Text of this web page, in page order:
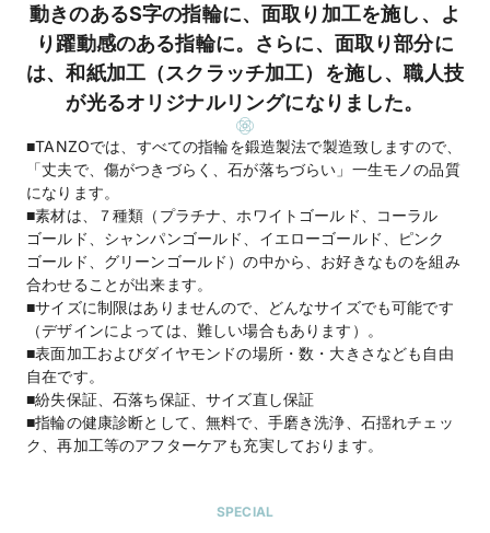
動きのあるS字の指輪に、面取り加工を施し、よ
り躍動感のある指輪に。さらに、面取り部分に
は、和紙加工（スクラッチ加工）を施し、職人技
が光るオリジナルリングになりました。
■TANZOでは、すべての指輪を鍛造製法で製造致しますので、
「丈夫で、傷がつきづらく、石が落ちづらい」一生モノの品質
になります。
■素材は、７種類（プラチナ、ホワイトゴールド、コーラル
ゴールド、シャンパンゴールド、イエローゴールド、ピンク
ゴールド、グリーンゴールド）の中から、お好きなものを組み
合わせることが出来ます。
■サイズに制限はありませんので、どんなサイズでも可能です
（デザインによっては、難しい場合もあります）。
■表面加工およびダイヤモンドの場所・数・大きさなども自由
自在です。
■紛失保証、石落ち保証、サイズ直し保証
■指輪の健康診断として、無料で、手磨き洗浄、石揺れチェッ
ク、再加工等のアフターケアも充実しております。
SPECIAL